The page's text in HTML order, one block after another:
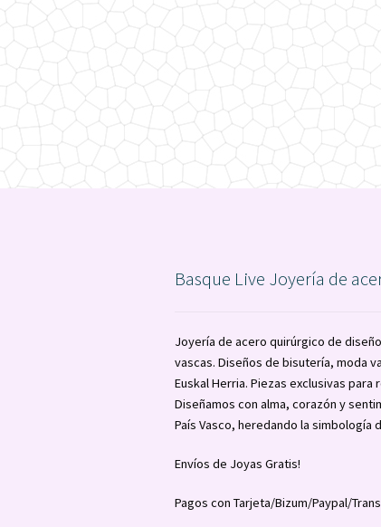
Basque Live Joyería de
Joyería de acero quirúrgico de
vascas. Diseños de bisutería, moda
Euskal Herria. Piezas exclusivas
Diseñamos con alma, corazón y
País Vasco, heredando la simbología
Envíos de Joyas Gratis!
Pagos con Tarjeta/Bizum/Paypal/